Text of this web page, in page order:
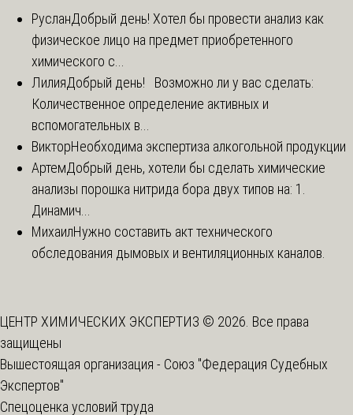
РусланДобрый день! Хотел бы провести анализ как
физическое лицо на предмет приобретенного
химического с...
ЛилияДобрый день! Возможно ли у вас сделать:
Количественное определение активных и
вспомогательных в...
ВикторНеобходима экспертиза алкогольной продукции
АртемДобрый день, хотели бы сделать химические
анализы порошка нитрида бора двух типов на: 1.
Динамич...
МихаилНужно составить акт технического
обследования дымовых и вентиляционных каналов.
ЦЕНТР ХИМИЧЕСКИХ ЭКСПЕРТИЗ © 2026. Все права
защищены
Вышестоящая организация - Союз "Федерация Судебных
Экспертов"
Спецоценка условий труда